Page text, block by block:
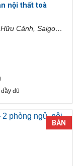
nội thất toà
Cảnh, Saigon
đủ
BÁN